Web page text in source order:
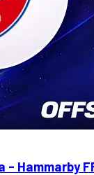
- Hammarby